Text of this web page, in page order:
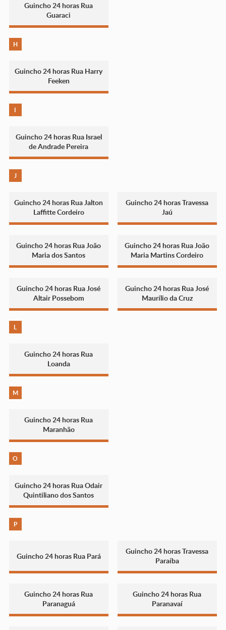
Guincho 24 horas Rua
Guaraci
H
Guincho 24 horas Rua Harry
Feeken
I
Guincho 24 horas Rua Israel
de Andrade Pereira
J
Guincho 24 horas Rua Jalton
Laffitte Cordeiro
Guincho 24 horas Travessa
Jaú
Guincho 24 horas Rua João
Maria dos Santos
Guincho 24 horas Rua João
Maria Martins Cordeiro
Guincho 24 horas Rua José
Altair Possebom
Guincho 24 horas Rua José
Maurílio da Cruz
L
Guincho 24 horas Rua
Loanda
M
Guincho 24 horas Rua
Maranhão
O
Guincho 24 horas Rua Odair
Quintiliano dos Santos
P
Guincho 24 horas Rua Pará
Guincho 24 horas Travessa
Paraíba
Guincho 24 horas Rua
Paranaguá
Guincho 24 horas Rua
Paranavaí